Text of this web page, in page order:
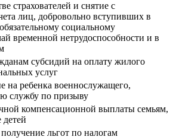
страхователей и снятие с
лиц, добровольно вступивших в
социальному
временной нетрудоспособности и в
субсидий на оплату жилого
услуг
на ребенка военнослужащего,
службу по призыву
компенсационной выплаты семьям,
льгот по налогам